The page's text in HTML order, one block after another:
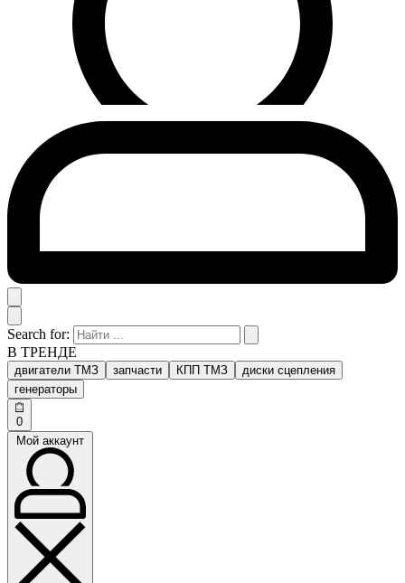
Search for:
В ТРЕНДЕ
двигатели ТМЗ запчасти КПП ТМЗ
диски сцепления
генераторы
0
Мой аккаунт